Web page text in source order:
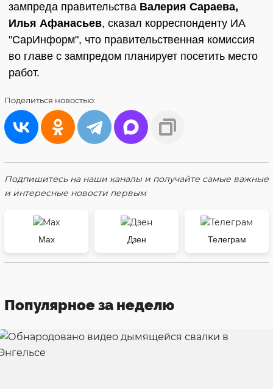
зампреда правительства Валерия Сараева,
Илья Афанасьев, сказал корреспонденту ИА
"СарИнформ", что правительственная комиссия
во главе с зампредом планирует посетить место
работ.
Поделиться новостью:
Подпишитесь на наши каналы и получайте самые важные
и интересные новости первым
Max Дзен Телеграм
Популярное за неделю